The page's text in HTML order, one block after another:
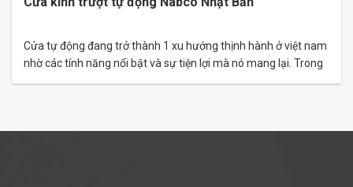
Cửa tự động đang trở thành 1 xu hướng thịnh hành ở việt nam
nhờ các tính năng nổi bật và sự tiện lợi mà nó mang lại. Trong